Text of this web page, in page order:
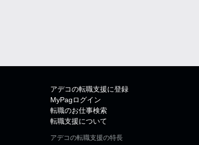
アデコの転職支援に登録
MyPagログイン
転職のお仕事検索
転職支援について
アデコの転職支援の特長